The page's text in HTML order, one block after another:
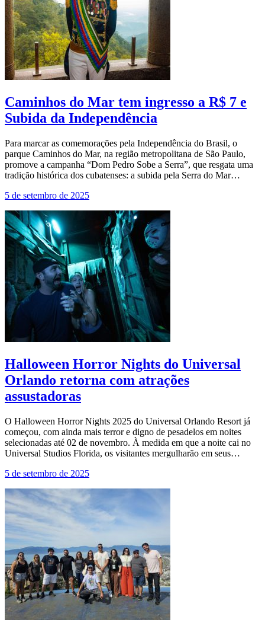
Caminhos do Mar tem ingresso a R$ 7 e
Subida da Independência
Para marcar as comemorações pela Independência do Brasil, o
parque Caminhos do Mar, na região metropolitana de São Paulo,
promove a campanha “Dom Pedro Sobe a Serra”, que resgata uma
tradição histórica dos cubatenses: a subida pela Serra do Mar…
5 de setembro de 2025
Halloween Horror Nights do Universal
Orlando retorna com atrações
assustadoras
O Halloween Horror Nights 2025 do Universal Orlando Resort já
começou, com ainda mais terror e digno de pesadelos em noites
selecionadas até 02 de novembro. À medida em que a noite cai no
Universal Studios Florida, os visitantes mergulharão em seus…
5 de setembro de 2025